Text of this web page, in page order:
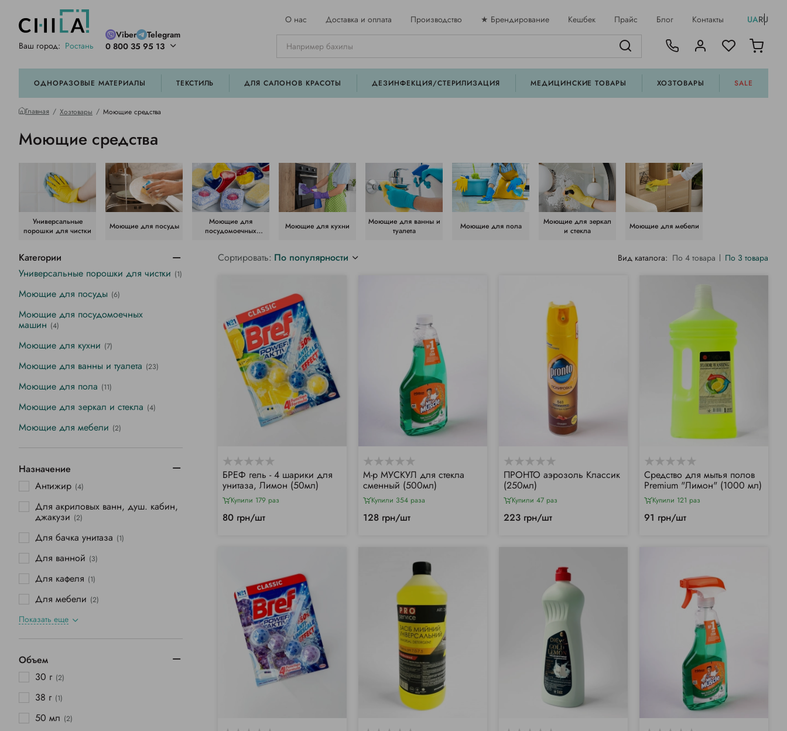
Ваш город: Ростань
Viber
Telegram
0 800 35 95 13
О нас Доставка и оплата Производство ★ Брендирование Кешбек Прайс Блог Контакты UARU
ОДНОРАЗОВЫЕ МАТЕРИАЛЫ ТЕКСТИЛЬ ДЛЯ САЛОНОВ КРАСОТЫ ДЕЗИНФЕКЦИЯ/СТЕРИЛИЗАЦИЯ МЕДИЦИНСКИЕ ТОВАРЫ ХОЗТОВАРЫ SALE
Главная Хозтовары Моющие средства
Моющие средства
Универсальные
порошки для чистки
Моющие для посуды
Моющие для
посудомоечных
Моющие для кухни
Моющие для ванны и
туалета
Моющие для пола
Моющие для зеркал
и стекла
Моющие для мебели
Категории
Универсальные порошки для чистки (1)
Моющие для посуды (6)
Моющие для посудомоечных
машин (4)
Моющие для кухни (7)
Моющие для ванны и туалета (23)
Моющие для пола (11)
Моющие для зеркал и стекла (4)
Моющие для мебели (2)
Назначение
Антижир (4)
Для акриловых ванн, душ. кабин,
джакузи (2)
Для бачка унитаза (1)
Для ванной (3)
Для кафеля (1)
Для мебели (2)
Показать еще
Объем
30 г (2)
38 г (1)
50 мл (2)
Сортировать: По популярности Вид каталога: По 4 товара По 3 товара
БРЕФ гель - 4 шарики для
унитаза, Лимон (50мл)
Купили 179 раз
80 грн/шт
М-р МУСКУЛ для стекла
сменный (500мл)
Купили 354 раза
128 грн/шт
ПРОНТО аэрозоль Классик
(250мл)
Купили 47 раз
223 грн/шт
Средство для мытья полов
Premium "Лимон" (1000 мл)
Купили 121 раз
91 грн/шт